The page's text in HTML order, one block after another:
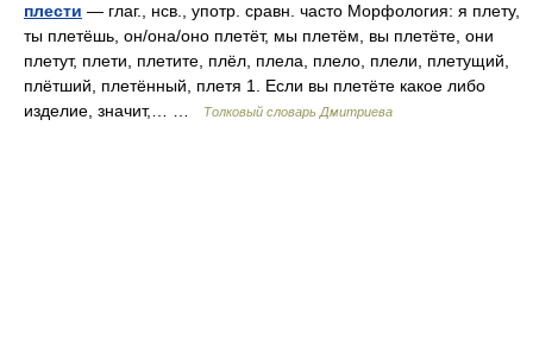
плести — глаг., нсв., употр. сравн. часто Морфология: я плету,
ты плетёшь, он/она/оно плетёт, мы плетём, вы плетёте, они
плетут, плети, плетите, плёл, плела, плело, плели, плетущий,
плётший, плетённый, плетя 1. Если вы плетёте какое либо
изделие, значит,… …
Толковый словарь Дмитриева